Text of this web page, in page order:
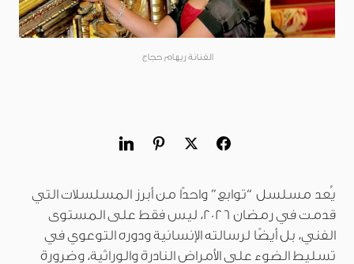
الفنانة ريهام حجاج
يُعد مسلسل “توابع” واحدًا من أبرز المسلسلات التي
قدمت في رمضان 2026، ليس فقط على المستوى
الفني، بل أيضًا لرسالته الإنسانية ودوره التوعوي في
تسليط الضوء على الأمراض النادرة والوراثية، وضرورة